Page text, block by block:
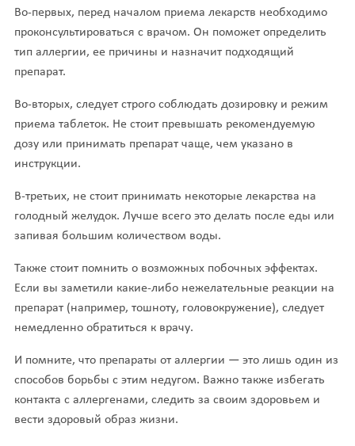
Во-первых, перед началом приема лекарств необходимо
проконсультироваться с врачом. Он поможет определить
тип аллергии, ее причины и назначит подходящий
препарат.
Во-вторых, следует строго соблюдать дозировку и режим
приема таблеток. Не стоит превышать рекомендуемую
дозу или принимать препарат чаще, чем указано в
инструкции.
В-третьих, не стоит принимать некоторые лекарства на
голодный желудок. Лучше всего это делать после еды или
запивая большим количеством воды.
Также стоит помнить о возможных побочных эффектах.
Если вы заметили какие-либо нежелательные реакции на
препарат (например, тошноту, головокружение), следует
немедленно обратиться к врачу.
И помните, что препараты от аллергии — это лишь один из
способов борьбы с этим недугом. Важно также избегать
контакта с аллергенами, следить за своим здоровьем и
вести здоровый образ жизни.